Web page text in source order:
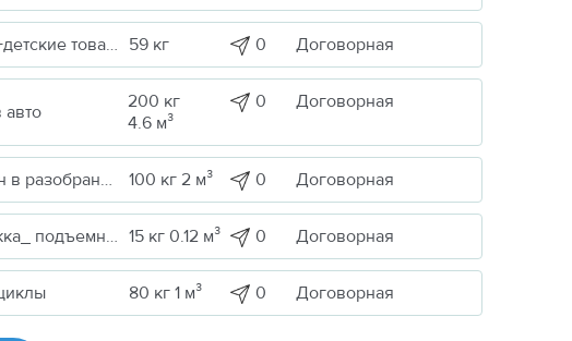
Прочие грузы / Вода+детские товары 59 кг 0 Договорная
200 кг
4.6 м³
0 Договорная
Прочие грузы / Диван в разобранном виде 100 кг 2 м³ 0 Договорная
Прочие грузы / тележка_ подъемник 15 кг 0.12 м³ 0 Договорная
80 кг 1 м³ 0 Договорная